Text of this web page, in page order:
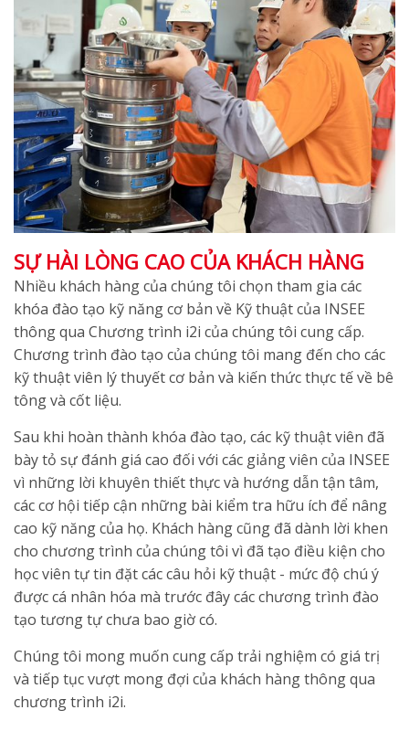
SỰ HÀI LÒNG CAO CỦA KHÁCH HÀNG
Nhiều khách hàng của chúng tôi chọn tham gia các
khóa đào tạo kỹ năng cơ bản về Kỹ thuật của INSEE
thông qua Chương trình i2i của chúng tôi cung cấp.
Chương trình đào tạo của chúng tôi mang đến cho các
kỹ thuật viên lý thuyết cơ bản và kiến ​​thức thực tế về bê
tông và cốt liệu.
Sau khi hoàn thành khóa đào tạo, các kỹ thuật viên đã
bày tỏ sự đánh giá cao đối với các giảng viên của INSEE
vì những lời khuyên thiết thực và hướng dẫn tận tâm,
các cơ hội tiếp cận những bài kiểm tra hữu ích để nâng
cao kỹ năng của họ. Khách hàng cũng đã dành lời khen
cho chương trình của chúng tôi vì đã tạo điều kiện cho
học viên tự tin đặt các câu hỏi kỹ thuật - mức độ chú ý
được cá nhân hóa mà trước đây các chương trình đào
tạo tương tự chưa bao giờ có.
Chúng tôi mong muốn cung cấp trải nghiệm có giá trị
và tiếp tục vượt mong đợi của khách hàng thông qua
chương trình i2i.